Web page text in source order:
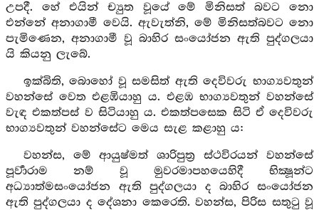
උපදී. හේ එයින් ච්‍යුත වූයේ මේ මිනිසත් බවට නො
එන්නේ අනාගාමී වෙයි. ඇවැත්නි, මේ මිනිසත්බවට නො
පැමිණෙන, අනාගාමී වූ බාහිර සංයෝජන ඇති පුද්ගලයා
යි කියනු ලැබේ.
ඉක්බිති, බොහෝ වූ සමසිත් ඇති දෙවිවරු භාග්‍යවතුන්
වහන්සේ වෙත එළඹියාහු ය. එළඹ භාග්‍යවතුන් වහන්සේ
වැඳ එකත්පස් ව සිටියාහු ය. එකත්පසෙක සිටි ඒ දෙවිවරු
භාග්‍යවතුන් වහන්සේට මෙය සැළ කළාහු ය:
වහන්ස, මේ ආයුෂ්මත් ශාරිපුත්‍ර ස්ථවිරයන් වහන්සේ
පූර්‍වාරාම නම් වූ මුවරමාපහයෙහිදී භික්‍ෂූන්ට
අධ්‍යාත්මසංයෝජන ඇති පුද්ගලයා ද බාහිර සංයෝජන
ඇති පුද්ගලයා ද දේශනා කෙරෙති. වහන්ස, පිරිස සතුටු වූ